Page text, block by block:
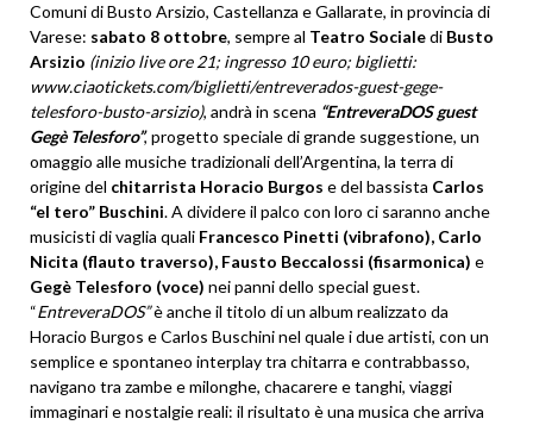
Comuni di Busto Arsizio, Castellanza e Gallarate, in provincia di
Varese: sabato 8 ottobre, sempre al Teatro Socialedi Busto
Arsizio (inizio live ore 21; ingresso 10 euro; biglietti:
www.ciaotickets.com/biglietti/entreverados-guest-gege-
telesforo-busto-arsizio), andrà in scena “EntreveraDOS guest
Gegè Telesforo”, progetto speciale di grande suggestione, un
omaggio alle musiche tradizionali dell’Argentina, la terra di
origine del chitarrista Horacio Burgos e del bassista Carlos
“el tero” Buschini. A dividere il palco con loro ci saranno anche
musicisti di vaglia quali Francesco Pinetti (vibrafono), Carlo
Nicita (flauto traverso), Fausto Beccalossi (fisarmonica) e
Gegè Telesforo (voce) nei panni dello special guest.
“EntreveraDOS”è anche il titolo di un album realizzato da
Horacio Burgos e Carlos Buschini nel quale i due artisti, con un
semplice e spontaneo interplay tra chitarra e contrabbasso,
navigano tra zambe e milonghe, chacarere e tanghi, viaggi
immaginari e nostalgie reali: il risultato è una musica che arriva